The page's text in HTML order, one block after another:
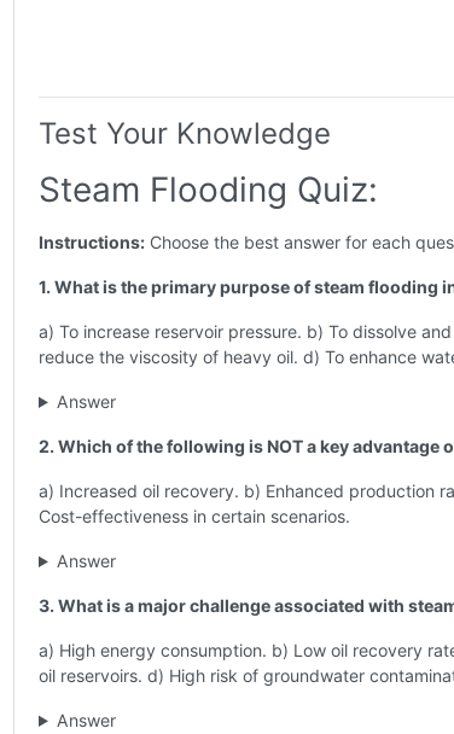
Test Your Knowledge
Steam Flooding Quiz:
Instructions: Choose the best answer for each
1. What is the primary purpose of steam flooding
a) To increase reservoir pressure. b) To dissolve
reduce the viscosity of heavy oil. d) To enhance
Answer
2. Which of the following is NOT a key advantage
a) Increased oil recovery. b) Enhanced production
Cost-effectiveness in certain scenarios.
Answer
3. What is a major challenge associated with
a) High energy consumption. b) Low oil recovery
oil reservoirs. d) High risk of groundwater
Answer